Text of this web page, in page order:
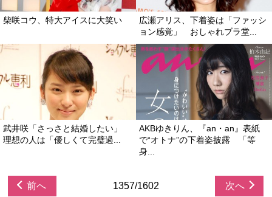
柴咲コウ、特大アイスに大笑い
広瀬アリス、下着姿は「ファッシ
ョン感覚」 おしゃれブラ堂...
武井咲「さっさと結婚したい」
理想の人は「優しくて完璧過...
AKBゆきりん、『an・an』表紙
で“オトナ”の下着姿披露 「等
身...
前へ 1357/1602 次へ